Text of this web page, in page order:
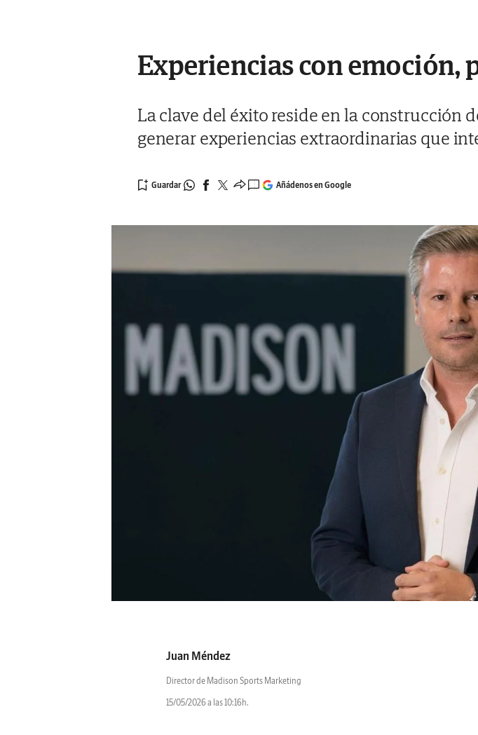
Experiencias con emoción,
La clave del éxito reside en la construcción
generar experiencias extraordinarias que
Añádenos en Google
Juan Méndez
Director de Madison Sports Marketing
15/05/2026 a las 10:16h.